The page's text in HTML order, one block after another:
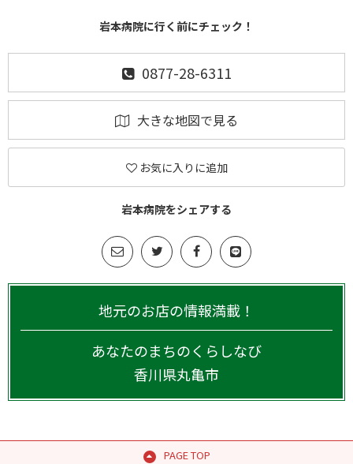
岩本病院に行く前にチェック！
0877-28-6311
大きな地図で見る
お気に入りに追加
岩本病院をシェアする
地元のお店の情報満載！
あなたのまちのくらしなび
香川県丸亀市
PAGE TOP